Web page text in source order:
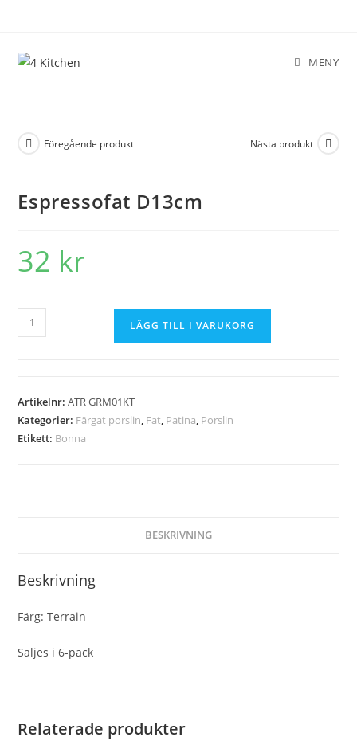
MENY
Föregående produkt Nästa produkt
Espressofat D13cm
32 kr
LÄGG TILL I VARUKORG
Artikelnr:ATR GRM01KT
Kategorier: Färgat porslin, Fat, Patina, Porslin
Etikett: Bonna
BESKRIVNING
Beskrivning
Färg: Terrain
Säljes i 6-pack
Relaterade produkter